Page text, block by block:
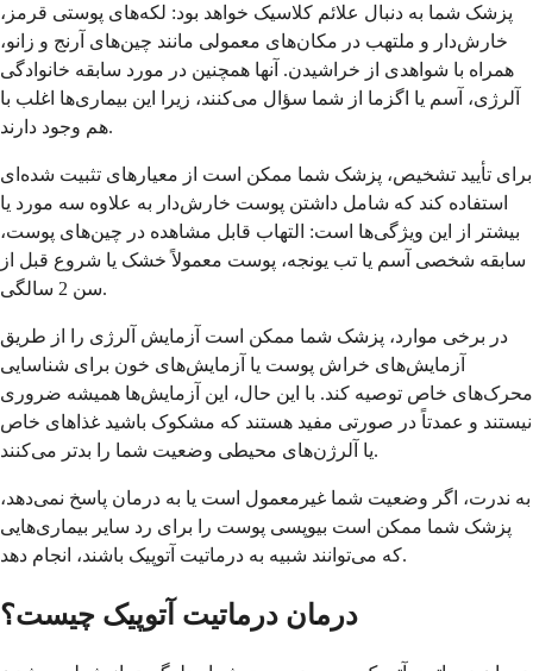
پزشک شما به دنبال علائم کلاسیک خواهد بود: لکه‌های پوستی قرمز،
خارش‌دار و ملتهب در مکان‌های معمولی مانند چین‌های آرنج و زانو،
همراه با شواهدی از خراشیدن. آنها همچنین در مورد سابقه خانوادگی
آلرژی، آسم یا اگزما از شما سؤال می‌کنند، زیرا این بیماری‌ها اغلب با
هم وجود دارند.
برای تأیید تشخیص، پزشک شما ممکن است از معیارهای تثبیت شده‌ای
استفاده کند که شامل داشتن پوست خارش‌دار به علاوه سه مورد یا
بیشتر از این ویژگی‌ها است: التهاب قابل مشاهده در چین‌های پوست،
سابقه شخصی آسم یا تب یونجه، پوست معمولاً خشک یا شروع قبل از
سن 2 سالگی.
در برخی موارد، پزشک شما ممکن است آزمایش آلرژی را از طریق
آزمایش‌های خراش پوست یا آزمایش‌های خون برای شناسایی
محرک‌های خاص توصیه کند. با این حال، این آزمایش‌ها همیشه ضروری
نیستند و عمدتاً در صورتی مفید هستند که مشکوک باشید غذاهای خاص
یا آلرژن‌های محیطی وضعیت شما را بدتر می‌کنند.
به ندرت، اگر وضعیت شما غیرمعمول است یا به درمان پاسخ نمی‌دهد،
پزشک شما ممکن است بیوپسی پوست را برای رد سایر بیماری‌هایی
که می‌توانند شبیه به درماتیت آتوپیک باشند، انجام دهد.
درمان درماتیت آتوپیک چیست؟